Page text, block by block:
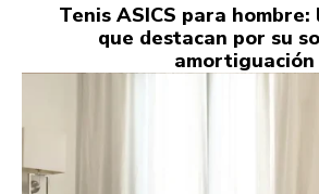
Tenis ASICS para hombre:
que destacan por su
amortiguación